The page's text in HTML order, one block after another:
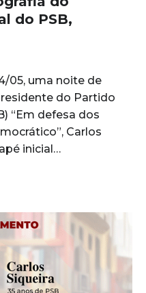
do PSB,
05, uma noite de
do Partido
“Em defesa dos
Carlos
inicial…